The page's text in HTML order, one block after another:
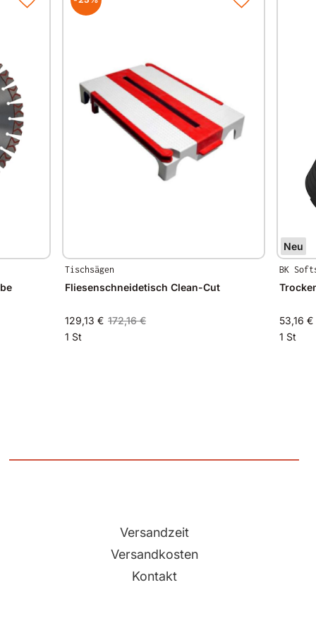
Tischsägen
Fliesenschneidetisch Clean-Cut
129,13 € 172,16 €
1 St
Neu
BK
53,16 €
1 St
Versandzeit
Versandkosten
Kontakt